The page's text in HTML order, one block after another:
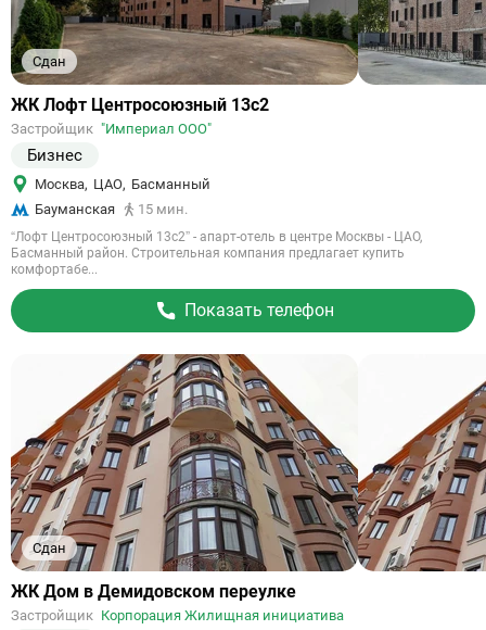
Сдан
Ссылка
объект
ЖК Лофт Центросоюзный 13с2
Застройщик "Империал ООО"
Бизнес
Москва, ЦАО, Басманный
Бауманская
15 мин.
“Лофт Центросоюзный 13с2” - апарт-отель в центре Москвы - ЦАО,
Басманный район. Строительная компания предлагает купить
комфортабе...
Показать телефон
Сдан
Ссылка
объект
ЖК Дом в Демидовском переулке
Застройщик Корпорация Жилищная инициатива